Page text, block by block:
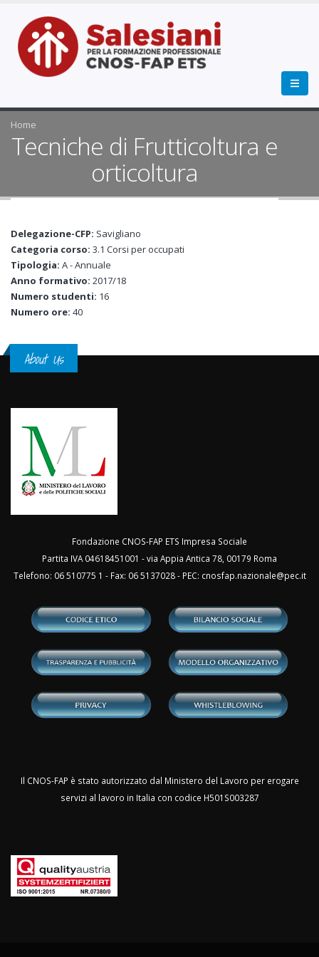
Home
Tecniche di Frutticoltura e
orticoltura
Delegazione-CFP: Savigliano
Categoria corso: 3.1 Corsi per occupati
Tipologia: A - Annuale
Anno formativo: 2017/18
Numero studenti: 16
Numero ore: 40
About Us
Fondazione CNOS-FAP ETS Impresa Sociale
Partita IVA 04618451001 - via Appia Antica 78, 00179 Roma
Telefono: 06 510775 1 - Fax: 06 5137028 - PEC: cnosfap.nazionale@pec.it
Il CNOS-FAP è stato autorizzato dal Ministero del Lavoro per erogare
servizi al lavoro in Italia con codice H501S003287